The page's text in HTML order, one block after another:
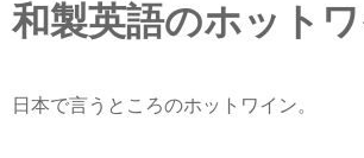
和製英語のホット
日本で言うところのホットワイン。